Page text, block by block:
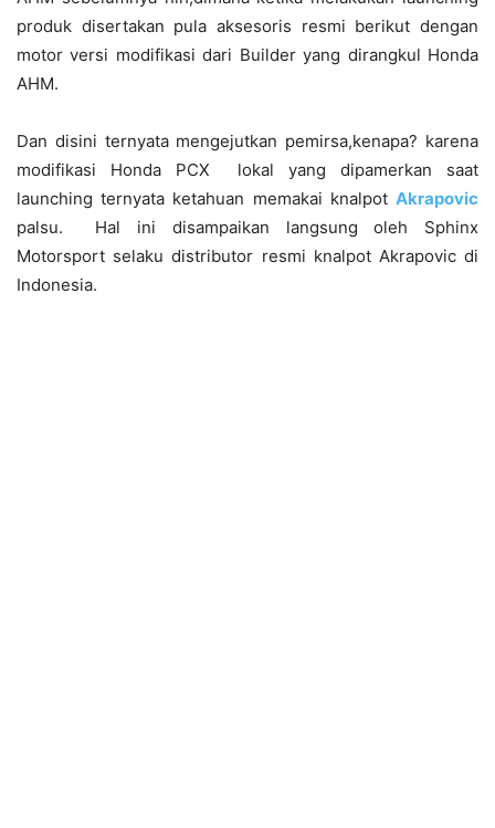
produk disertakan pula aksesoris resmi berikut dengan
motor versi modifikasi dari Builder yang dirangkul Honda
AHM.
Dan disini ternyata mengejutkan pemirsa,kenapa? karena
modifikasi Honda PCX lokal yang dipamerkan saat
launching ternyata ketahuan memakai knalpot Akrapovic
palsu. Hal ini disampaikan langsung oleh Sphinx
Motorsport selaku distributor resmi knalpot Akrapovic di
Indonesia.